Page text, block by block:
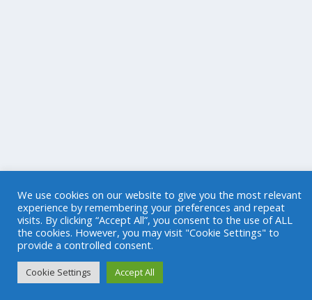
We use cookies on our website to give you the most relevant
experience by remembering your preferences and repeat
visits. By clicking “Accept All”, you consent to the use of ALL
the cookies. However, you may visit "Cookie Settings" to
provide a controlled consent.
Cookie Settings Accept All